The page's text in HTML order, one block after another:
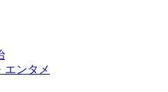
エンタメ